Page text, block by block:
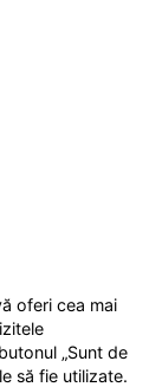
oferi cea mai
„Sunt de
să fie utilizate.